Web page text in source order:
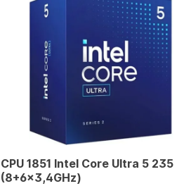
CPU 1851 Intel Core Ultra 5 235
(8+6x3,4GHz)